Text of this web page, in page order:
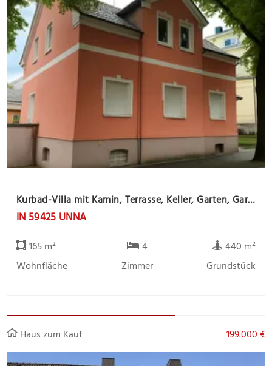
Kurbad-Villa mit Kamin, Terrasse, Keller, Garten, Garage und Gartenhaus
IN 59425 UNNA
165 m²
Wohnfläche
4
Zimmer
440 m²
Grundstück
Haus zum Kauf 199.000 €